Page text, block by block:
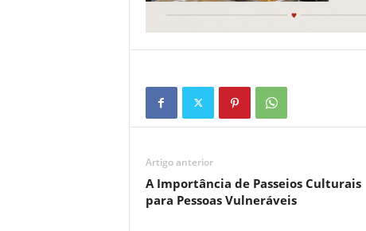
Artigo anterior
A Importância de Passeios Culturais
para Pessoas Vulneráveis